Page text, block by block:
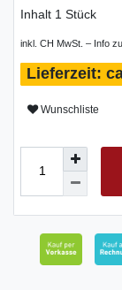
Inhalt 1 Stück
inkl. CH MwSt. – Info zu
Wunschliste